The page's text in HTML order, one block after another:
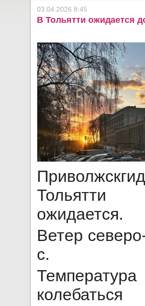
03.04.2026 8:45
В Тольятти ожидается
ожидается.
Ветер
с.